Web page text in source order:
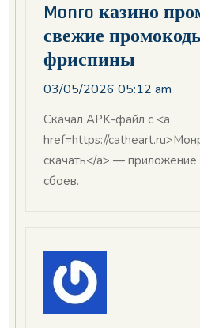
Monro казино
свежие
фриспины
03/05/2026 05:12 am
Скачал APK-файл с <a
href=https://
скачать</a> — приложение
сбоев.